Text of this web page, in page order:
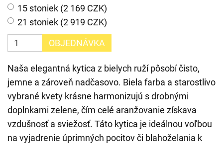
15 stoniek (2 169 CZK)
21 stoniek (2 919 CZK)
OBJEDNÁVKA
Naša elegantná kytica z bielych ruží pôsobí čisto,
jemne a zároveň nadčasovo. Biela farba a starostlivo
vybrané kvety krásne harmonizujú s drobnými
doplnkami zelene, čím celé aranžovanie získava
vzdušnosť a sviežosť. Táto kytica je ideálnou voľbou
na vyjadrenie úprimných pocitov či blahoželania k